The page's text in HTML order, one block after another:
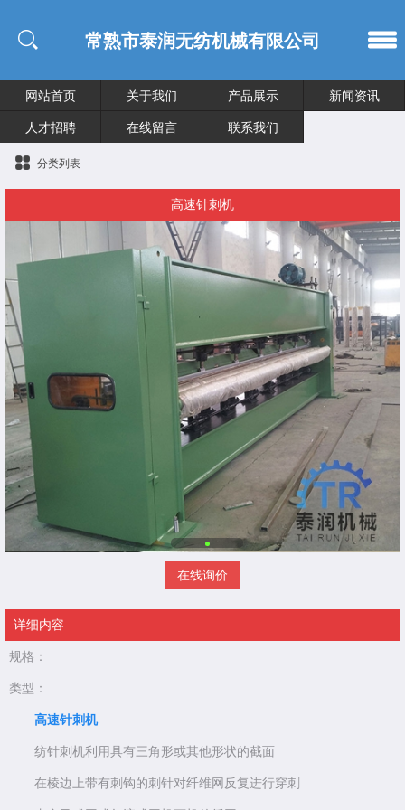
常熟市泰润无纺机械有限公司
网站首页 关于我们 产品展示
新闻资讯
人才招聘
在线留言 联系我们
分类列表
高速针刺机
在线询价
详细内容
规格：
类型：
高速针刺机
纺针刺机利用具有三角形或其他形状的截面
在棱边上带有刺钩的刺针对纤维网反复进行穿刺